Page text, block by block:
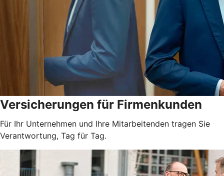
Versicherungen für Firmenkunden
Für Ihr Unternehmen und Ihre Mitarbeitenden tragen Sie
Verantwortung, Tag für Tag.